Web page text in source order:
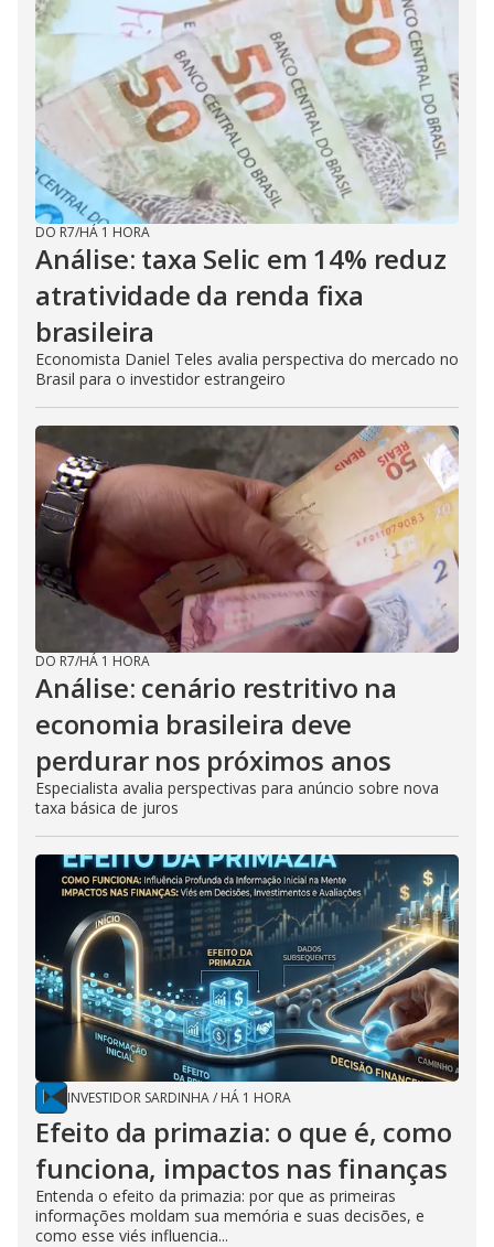
DO R7/HÁ 1 HORA
Análise: taxa Selic em 14% reduz
atratividade da renda fixa
brasileira
Economista Daniel Teles avalia perspectiva do mercado no
Brasil para o investidor estrangeiro
DO R7/HÁ 1 HORA
Análise: cenário restritivo na
economia brasileira deve
perdurar nos próximos anos
Especialista avalia perspectivas para anúncio sobre nova
taxa básica de juros
INVESTIDOR SARDINHA/ HÁ 1 HORA
Efeito da primazia: o que é, como
funciona, impactos nas finanças
Entenda o efeito da primazia: por que as primeiras
informações moldam sua memória e suas decisões, e
como esse viés influencia...